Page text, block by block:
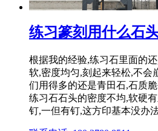
练习篆刻用什么石
根据我的经验,练习石里面的
软,密度均匀,刻起来轻松,不会
们用得多的还是青田石,石质
练习石石头的密度不均,软硬
钉,一但有钉,这方印基本没办